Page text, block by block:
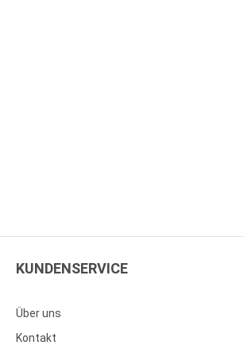
KUNDENSERVICE
Über uns
Kontakt